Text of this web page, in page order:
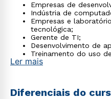
Empresas de
Indústria de
Empresas e
tecnológica;
Gerente de TI;
Desenvolvimento de
Treinamento do uso
Implementação e
Ler mais
Diferenciais do